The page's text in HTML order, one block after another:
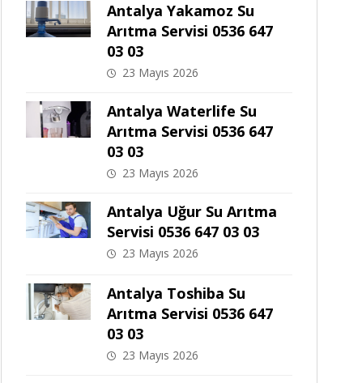
Antalya Yakamoz Su
Arıtma Servisi 0536 647
03 03
23 Mayıs 2026
Antalya Waterlife Su
Arıtma Servisi 0536 647
03 03
23 Mayıs 2026
Antalya Uğur Su Arıtma
Servisi 0536 647 03 03
23 Mayıs 2026
Antalya Toshiba Su
Arıtma Servisi 0536 647
03 03
23 Mayıs 2026